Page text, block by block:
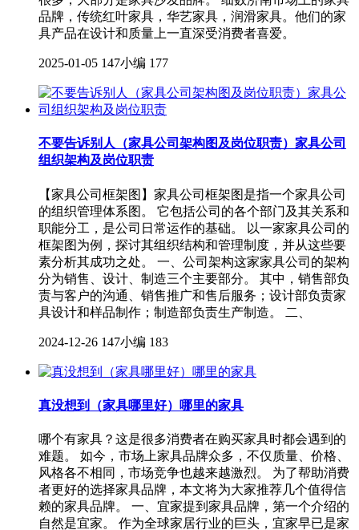
品牌，传统红叶家具，华艺家具，润滑家具。他们的家
具产品在设计和质量上一直深受消费者喜爱。
2025-01-05 147小编 177
不要告诉别人（家具公司架构图及岗位职责）家具公司
组织架构及岗位职责
【家具公司框架图】家具公司框架图是指一个家具公司
的组织管理体系图。 它包括公司的各个部门及其关系和
职能分工，是公司日常运作的基础。 以一家家具公司的
框架图为例，探讨其组织结构和管理制度，并从这些要
素分析其成功之处。 一、公司架构这家家具公司的架构
分为销售、设计、制造三个主要部分。 其中，销售部负
责与客户的沟通、销售推广和售后服务；设计部负责家
具设计和样品制作；制造部负责生产制造。 二、
2024-12-26 147小编 183
真没想到（家具哪里好）哪里的家具
哪个有家具？这是很多消费者在购买家具时都会遇到的
难题。 如今，市场上家具品牌众多，不仅质量、价格、
风格各不相同，市场竞争也越来越激烈。 为了帮助消费
者更好的选择家具品牌，本文将为大家推荐几个值得信
赖的家具品牌。 一、宜家提到家具品牌，第一个介绍的
自然是宜家。 作为全球家居行业的巨头，宜家早已是家